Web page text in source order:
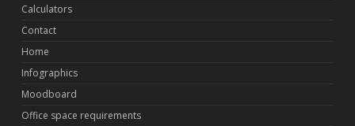
Calculators
Contact
Home
Infographics
Moodboard
Office space requirements